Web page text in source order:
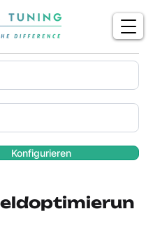
Konfigurieren